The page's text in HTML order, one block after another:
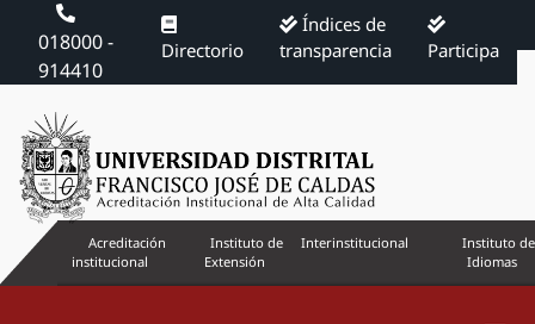
018000 -
914410
Directorio
Índices de
transparencia
Participa
Acreditación
institucional
Instituto de
Extensión
Interinstitucional
Instituto de
Idiomas